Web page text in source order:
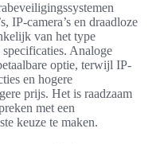
IP-camera’s en draadloze
van het type
specificaties. Analoge
optie, terwijl IP-
en hogere
prijs. Het is raadzaam
met een
keuze te maken.